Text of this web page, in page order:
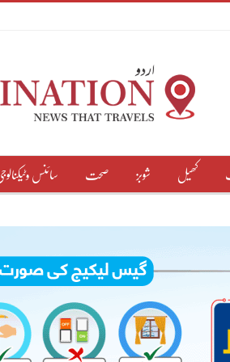
کھیل شوبز صحت سائنس